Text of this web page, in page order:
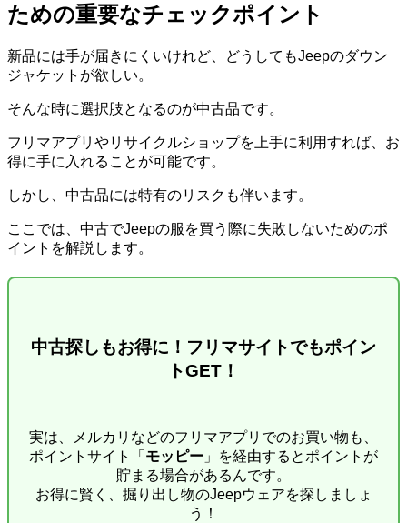
ための重要なチェックポイント
新品には手が届きにくいけれど、どうしてもJeepのダウン
ジャケットが欲しい。
そんな時に選択肢となるのが中古品です。
フリマアプリやリサイクルショップを上手に利用すれば、お
得に手に入れることが可能です。
しかし、中古品には特有のリスクも伴います。
ここでは、中古でJeepの服を買う際に失敗しないためのポ
イントを解説します。
中古探しもお得に！フリマサイトでもポイン
トGET！
実は、メルカリなどのフリマアプリでのお買い物も、
ポイントサイト「 モッピー 」を経由するとポイントが
貯まる場合があるんです。
お得に賢く、掘り出し物のJeepウェアを探しましょ
う！